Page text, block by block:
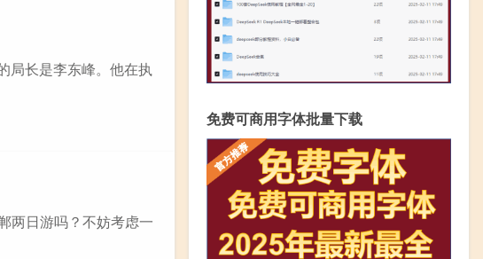
局长是李东峰。他在执
两日游吗？不妨考虑一
免费可商用字体批量下载